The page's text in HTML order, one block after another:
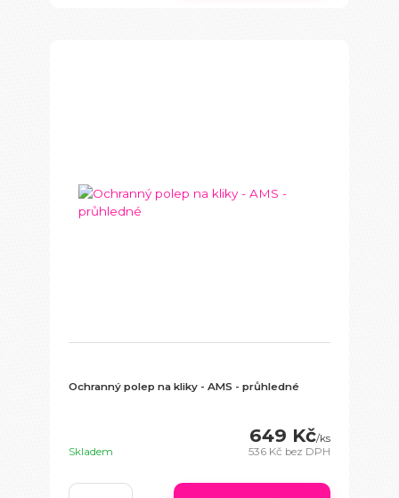
Ochranný polep na kliky - AMS - průhledné
649 Kč/ks
536 Kč bez DPH
Skladem